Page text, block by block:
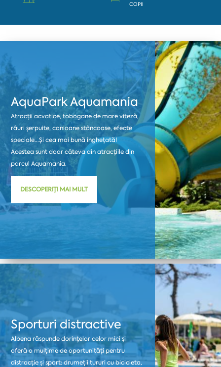
COPII
AquaPark Aquamania
Atracții acvatice, tobogane de mare viteză,
râuri șerpuite, canioane stâncoase, efecte
speciale...Și cea mai bună inghețată!
Acestea sunt doar câteva din atracțiile din
parcul Aquamania.
DESCOPERIȚI MAI MULT
Sporturi distractive
Albena răspunde dorințelor celor mici și
oferă o mulțime de oportunități pentru
distracție și sport: drumeții tururi cu bicicleta,